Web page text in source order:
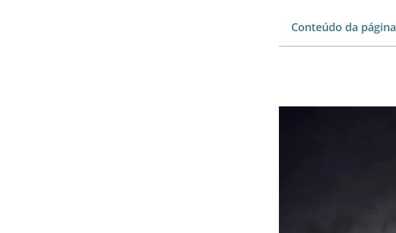
Conteúdo da página